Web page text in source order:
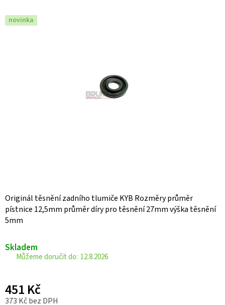
Originál těsnění zadního tlumiče KYB Rozměry průměr
pístnice 12,5mm průměr díry pro těsnění 27mm výška těsnění
5mm
Skladem
12.8.2026
451 Kč
373 Kč bez DPH
je
0,0
novinka